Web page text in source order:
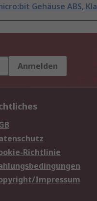
Gehäuse ABS,
Anmelden
Richtlinie
Impressum